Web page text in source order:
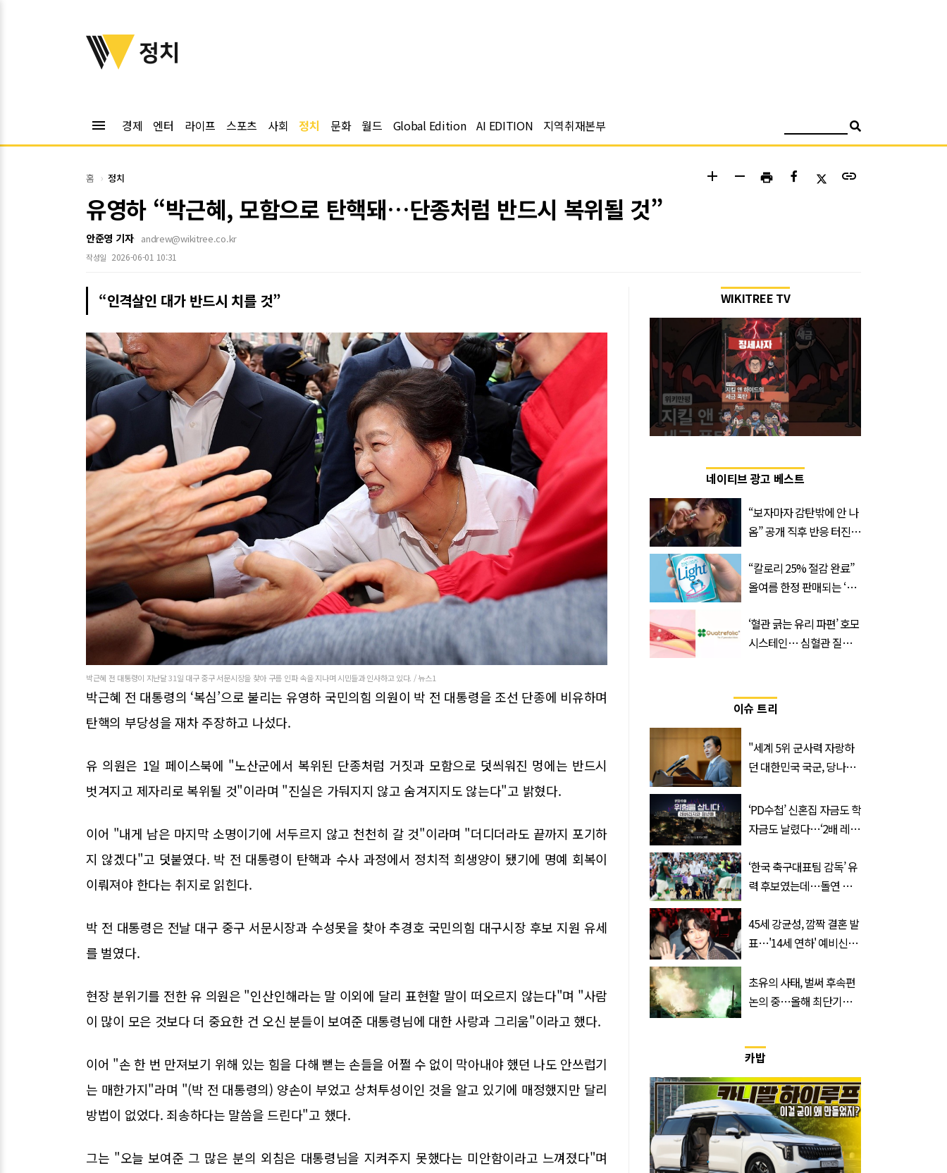
위키트리
정치
menu 경제 엔터 라이프 스포츠 사회 정치 문화 월드 Global Edition AI EDITION 지역취재본부
홈 정치 add remove print link
유영하 “박근혜, 모함으로 탄핵돼…단종처럼 반드시 복위될 것”
안준영 기자 andrew@wikitree.co.kr
작성일 2026-06-01 10:31
“인격살인 대가 반드시 치를 것”
박근혜 전 대통령이 지난달 31일 대구 중구 서문시장을 찾아 구름 인파 속을 지나며 시민들과 인사하고 있다. / 뉴스1
박근혜 전 대통령의 ‘복심’으로 불리는 유영하 국민의힘 의원이 박 전 대통령을 조선 단종에 비유하며
탄핵의 부당성을 재차 주장하고 나섰다.
유 의원은 1일 페이스북에 "노산군에서 복위된 단종처럼 거짓과 모함으로 덧씌워진 멍에는 반드시
벗겨지고 제자리로 복위될 것"이라며 "진실은 가둬지지 않고 숨겨지지도 않는다"고 밝혔다.
이어 "내게 남은 마지막 소명이기에 서두르지 않고 천천히 갈 것"이라며 "더디더라도 끝까지 포기하
지 않겠다"고 덧붙였다. 박 전 대통령이 탄핵과 수사 과정에서 정치적 희생양이 됐기에 명예 회복이
이뤄져야 한다는 취지로 읽힌다.
박 전 대통령은 전날 대구 중구 서문시장과 수성못을 찾아 추경호 국민의힘 대구시장 후보 지원 유세
를 벌였다.
현장 분위기를 전한 유 의원은 "인산인해라는 말 이외에 달리 표현할 말이 떠오르지 않는다"며 "사람
이 많이 모은 것보다 더 중요한 건 오신 분들이 보여준 대통령님에 대한 사랑과 그리움"이라고 했다.
이어 "손 한 번 만져보기 위해 있는 힘을 다해 뻗는 손들을 어쩔 수 없이 막아내야 했던 나도 안쓰럽기
는 매한가지"라며 "(박 전 대통령의) 양손이 부었고 상처투성이인 것을 알고 있기에 매정했지만 달리
방법이 없었다. 죄송하다는 말씀을 드린다"고 했다.
그는 "오늘 보여준 그 많은 분의 외침은 대통령님을 지켜주지 못했다는 미안함이라고 느껴졌다"며
WIKITREE TV
네이티브 광고 베스트
“보자마자 감탄밖에 안 나
옴” 공개 직후 반응 터진
“칼로리 25% 절감 완료”
올여름 한정 판매되는 ‘최
‘혈관 긁는 유리 파편’ 호모
시스테인… 심혈관 질환
이슈 트리
"세계 5위 군사력 자랑하
던 대한민국 국군, 당나라
‘PD수첩’ 신혼집 자금도 학
자금도 날렸다…‘2배 레버
‘한국 축구대표팀 감독’ 유
력 후보였는데…돌연 코
‘거장’
45세 강균성, 깜짝 결혼 발
표…'14세 연하' 예비신부
초유의 사태, 벌써 후속편
논의 중…올해 최단기간
카밥